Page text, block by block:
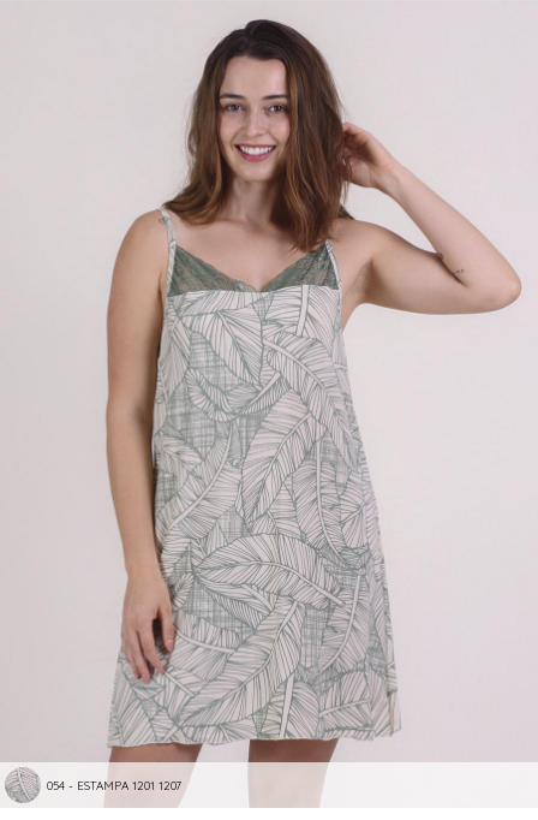
054 - ESTAMPA 1201 1207